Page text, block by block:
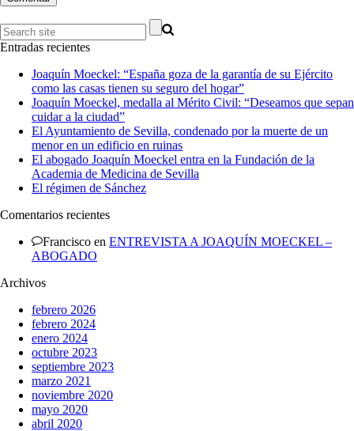
Entradas recientes
Joaquín Moeckel: “España goza de la garantía de su Ejército
como las casas tienen su seguro del hogar”
Joaquín Moeckel, medalla al Mérito Civil: “Deseamos que sepan
cuidar a la ciudad”
El Ayuntamiento de Sevilla, condenado por la muerte de un
menor en un edificio en ruinas
El abogado Joaquín Moeckel entra en la Fundación de la
Academia de Medicina de Sevilla
El régimen de Sánchez
Comentarios recientes
Francisco en ENTREVISTA A JOAQUÍN MOECKEL –
ABOGADO
Archivos
febrero 2026
febrero 2024
enero 2024
octubre 2023
septiembre 2023
marzo 2021
noviembre 2020
mayo 2020
abril 2020